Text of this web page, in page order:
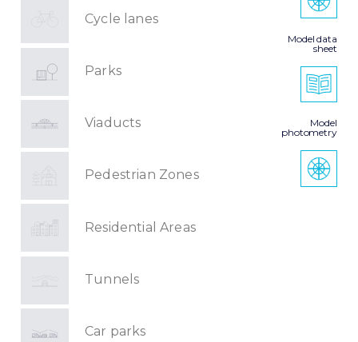
Cycle lanes
Parks
Viaducts
Pedestrian Zones
Residential Areas
Tunnels
Car parks
Model data
sheet
Model
photometry